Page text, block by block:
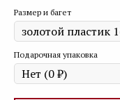
Размер и багет
Подарочная упаковка